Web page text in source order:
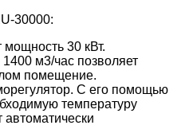
30000:
30 кВт.
м3/час позволяет
помещение.
С его помощью
температуру
автоматически